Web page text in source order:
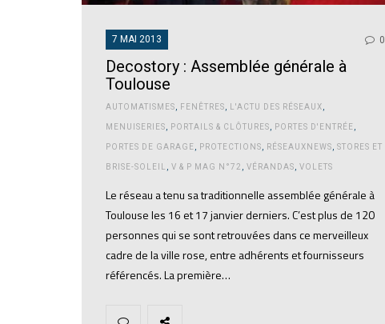
7 MAI 2013 0
Decostory : Assemblée générale à
Toulouse
AUTOMATISMES FENÊTRES L'ACTU DES RÉSEAUX
MENUISERIES PORTAILS & CLÔTURES PORTES D'ENTRÉE
PORTES DE GARAGE PROTECTIONS RÉSEAUXNEWS STORES ET
BRISE-SOLEIL V & P MAG N°72 VÉRANDAS VOLETS
Le réseau a tenu sa traditionnelle assemblée générale à
Toulouse les 16 et 17 janvier derniers. C’est plus de 120
personnes qui se sont retrouvées dans ce merveilleux
cadre de la ville rose, entre adhérents et fournisseurs
référencés. La première…